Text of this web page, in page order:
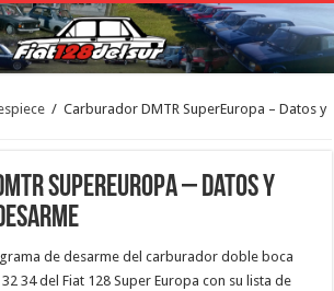
/ Carburador DMTR SuperEuropa – Datos y
SuperEuropa – Datos y
de desarme del carburador doble boca
34 del Fiat 128 Super Europa con su lista de